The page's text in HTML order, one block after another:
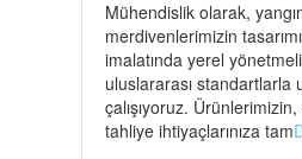
Mühendislik olarak,
merdivenlerimizin
imalatında yerel
uluslararası standartlarla
çalışıyoruz.
tahliye ihtiyaçlarınıza tam